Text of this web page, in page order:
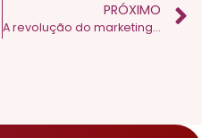
PRÓXIMO
A revolução do marketing digital no século XXI